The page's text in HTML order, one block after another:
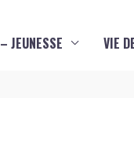
JEUNESSE VIE